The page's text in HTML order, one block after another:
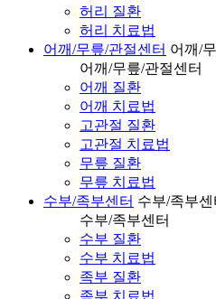
허리 질환
허리 치료법
어깨/무릎/관절센터 어깨/
어깨/무릎/관절센터
어깨 질환
어깨 치료법
고관절 질환
고관절 치료법
무릎 질환
무릎 치료법
수부/족부센터 수부/족부센
수부/족부센터
수부 질환
수부 치료법
족부 질환
족부 치료법